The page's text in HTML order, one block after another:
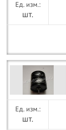
шт.
шт.